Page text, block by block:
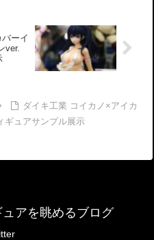
ーイ
ver.
ダイキ工業 コイカノ×アイカ
ギュアサンプル展示
アを眺めるブログ